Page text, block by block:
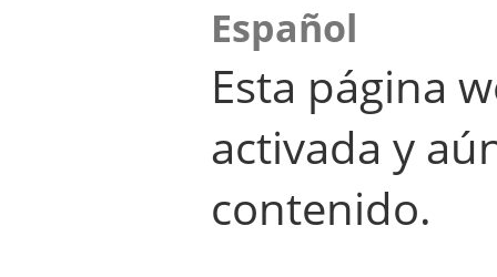
Español
Esta página
activada y
contenido.